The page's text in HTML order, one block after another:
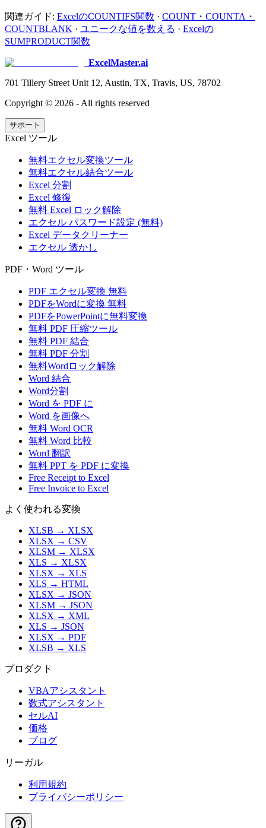
関連ガイド: ExcelのCOUNTIFS関数 · COUNT・COUNTA・
COUNTBLANK · ユニークな値を数える · Excelの
SUMPRODUCT関数
ExcelMaster.ai
701 Tillery Street Unit 12, Austin, TX, Travis, US, 78702
Copyright © 2026 - All rights reserved
サポート
Excel ツール
無料エクセル変換ツール
無料エクセル結合ツール
Excel 分割
Excel 修復
無料 Excel ロック解除
エクセル パスワード設定 (無料)
Excel データクリーナー
エクセル 透かし
PDF・Word ツール
PDF エクセル変換 無料
PDFをWordに変換 無料
PDFをPowerPointに無料変換
無料 PDF 圧縮ツール
無料 PDF 結合
無料 PDF 分割
無料Wordロック解除
Word 結合
Word分割
Word を PDF に
Word を画像へ
無料 Word OCR
無料 Word 比較
Word 翻訳
無料 PPT を PDF に変換
Free Receipt to Excel
Free Invoice to Excel
よく使われる変換
XLSB → XLSX
XLSX → CSV
XLSM → XLSX
XLS → XLSX
XLSX → XLS
XLS → HTML
XLSX → JSON
XLSM → JSON
XLSX → XML
XLS → JSON
XLSX → PDF
XLSB → XLS
プロダクト
VBAアシスタント
数式アシスタント
セルAI
価格
ブログ
リーガル
利用規約
プライバシーポリシー